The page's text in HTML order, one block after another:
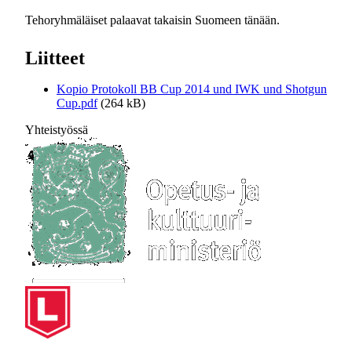
Tehoryhmäläiset palaavat takaisin Suomeen tänään.
Liitteet
Kopio Protokoll BB Cup 2014 und IWK und Shotgun
Cup.pdf (264 kB)
Yhteistyössä